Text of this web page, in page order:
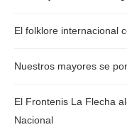
El folklore internacional
Nuestros mayores se
El Frontenis La Flecha
Nacional